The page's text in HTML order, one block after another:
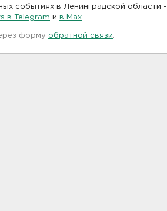
событиях в Ленинградской области -
в Telegram и в Maх
форму обратной связи